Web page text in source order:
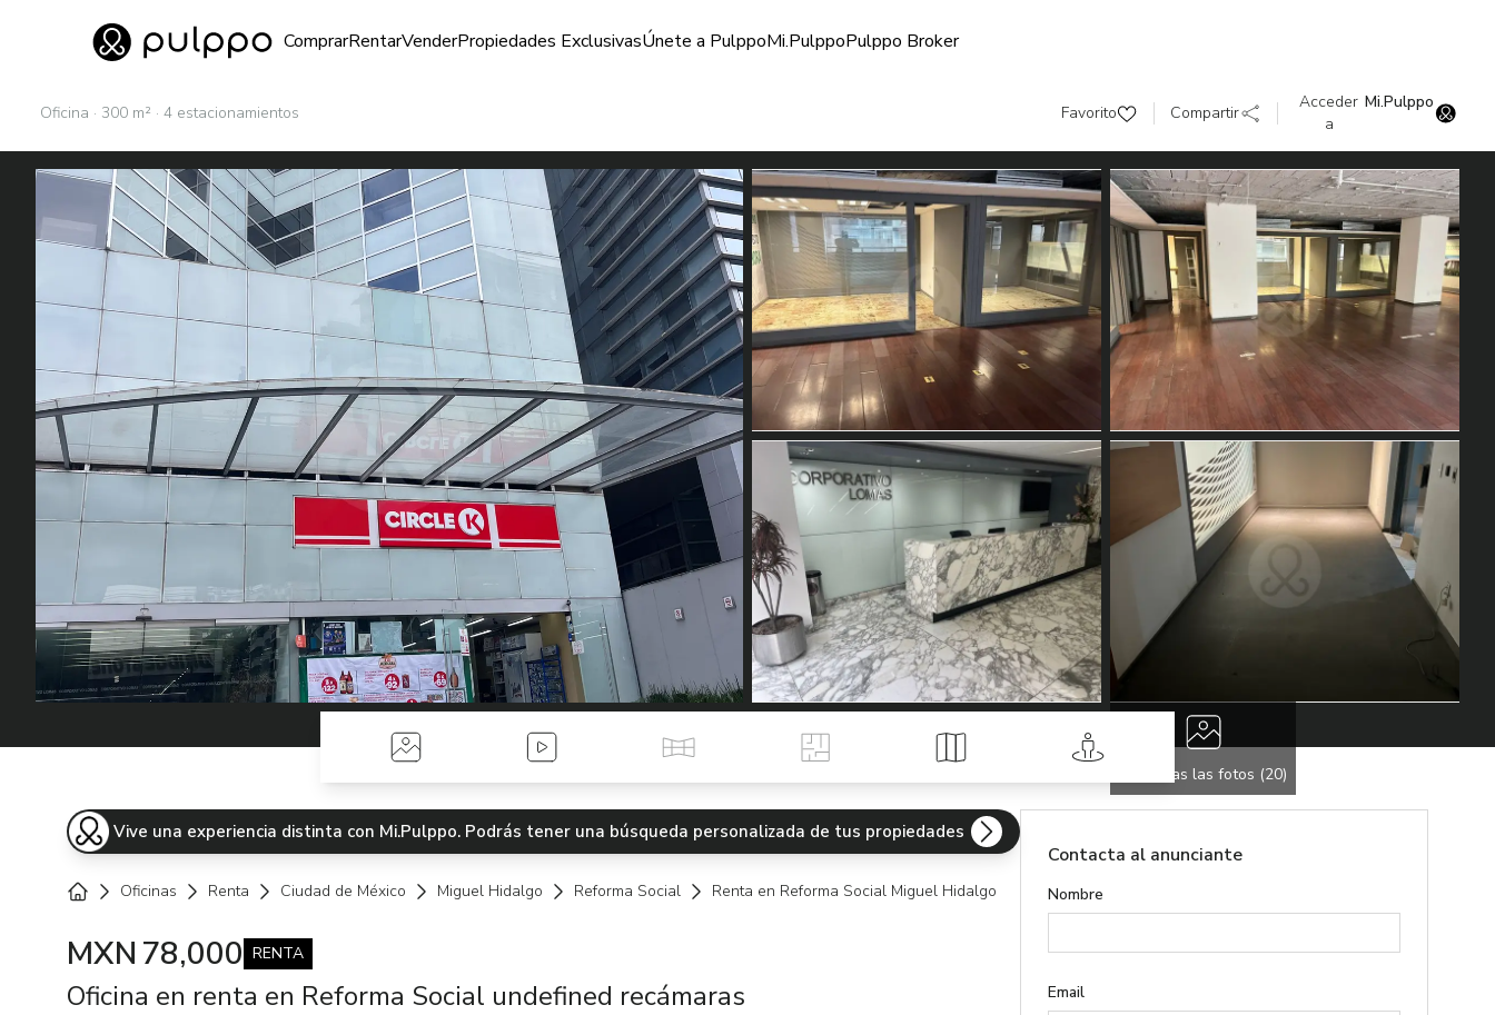
Ir al home
ComprarRentarVenderPropiedades ExclusivasÚnete a PulppoMi.PulppoPulppo Broker
Favorito Compartir
Acceder
a
Mi.Pulppo
Oficina · 300 m² · 4 estacionamientos
Ver todas las fotos (20)
Fotos Videos Tour Virtual Planos Mapa Street View
Vive una experiencia distinta con Mi.Pulppo. Podrás tener una búsqueda personalizada de tus propiedades
Oficinas Renta Ciudad de México Miguel Hidalgo Reforma Social Renta en Reforma Social Miguel Hidalgo
MXN 78,000 RENTA
Oficina en renta en Reforma Social undefined recámaras
Contacta al anunciante
Nombre
Email